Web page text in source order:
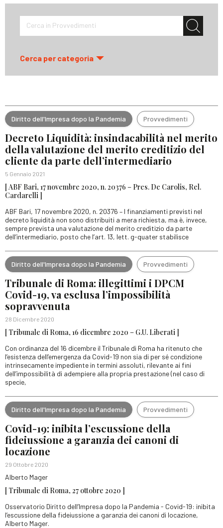
Cerca in Provvedimenti
Cerca per categoria
Diritto dell'Impresa dopo la Pandemia Provvedimenti
Decreto Liquidità: insindacabilità nel merito
della valutazione del merito creditizio del
cliente da parte dell’intermediario
5 Gennaio 2021
[ ABF Bari, 17 novembre 2020, n. 20376 – Pres. De Carolis, Rel.
Cardarelli ]
ABF Bari, 17 novembre 2020, n. 20376 – I finanziamenti previsti nel
decreto liquidità non sono distribuiti a mera richiesta, ma è, invece,
sempre prevista una valutazione del merito creditizio da parte
dell’intermediario, posto che l’art. 13, lett. g-quater stabilisce
Diritto dell'Impresa dopo la Pandemia Provvedimenti
Tribunale di Roma: illegittimi i DPCM
Covid-19, va esclusa l’impossibilità
sopravvenuta
28 Dicembre 2020
[ Tribunale di Roma, 16 dicembre 2020 – G.U. Liberati ]
Con ordinanza del 16 dicembre il Tribunale di Roma ha ritenuto che
l’esistenza dell’emergenza da Covid-19 non sia di per sé condizione
intrinsecamente impediente in termini assoluti, rilevante ai fini
dell’impossibilità di adempiere alla propria prestazione (nel caso di
specie,
Diritto dell'Impresa dopo la Pandemia Provvedimenti
Covid-19: inibita l’escussione della
fideiussione a garanzia dei canoni di
locazione
29 Ottobre 2020
Alberto Mager
[ Tribunale di Roma, 27 ottobre 2020 ]
Osservatorio Diritto dell’Impresa dopo la Pandemia - Covid-19: inibita
l’escussione della fideiussione a garanzia dei canoni di locazione,
Alberto Mager.